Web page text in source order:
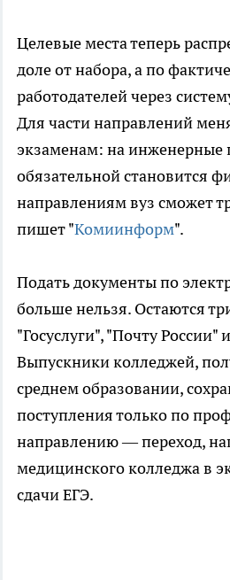
Целевые места теперь
доле от набора, а по
работодателей через
Для части направлений
экзаменам: на
обязательной становится
направлениям вуз сможет
пишет "Комиинформ".
Подать документы по
больше нельзя. Остаются
"Госуслуги", "Почту России"
Выпускники колледжей,
среднем образовании,
поступления только по
направлению — переход,
медицинского колледжа в
сдачи ЕГЭ.